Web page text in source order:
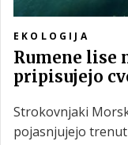
EKOLOGIJA
Rumene lise
pripisujejo
Strokovnjaki
pojasnjujejo